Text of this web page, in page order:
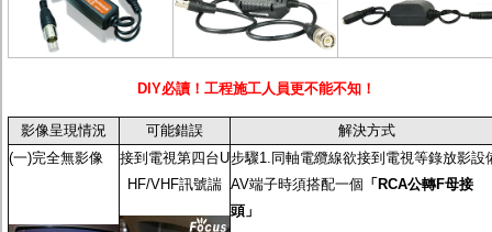
距離遠）
AHD特殊功能型攝影機
旋轉型攝影機.旋轉台
傳統高解析攝影機
投光設備
防護罩及支架
多路攝影機單軸傳輸
視訊轉換設備
DIY必讀！工程施工人員更不能不知！
影像呈現情況 可能錯誤
解決方式
(一)完全無影像
接到電視第四台U
HF/VHF訊號諯
步驟1.同軸電纜線欲接到電視等錄放影設
AV端子時須搭配一個 「RCA公轉F母接
頭」